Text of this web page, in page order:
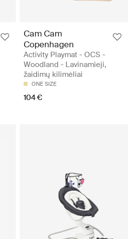
Cam Cam
Copenhagen
Activity Playmat - OCS -
Woodland - Lavinamieji,
žaidimų kilimėliai
ONE SIZE
104 €